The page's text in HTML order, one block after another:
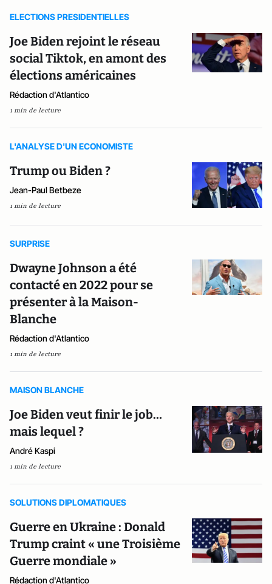
ELECTIONS PRESIDENTIELLES
Joe Biden rejoint le réseau
social Tiktok, en amont des
élections américaines
Rédaction d'Atlantico
1 min de lecture
L'ANALYSE D'UN ECONOMISTE
Trump ou Biden ?
Jean-Paul Betbeze
1 min de lecture
SURPRISE
Dwayne Johnson a été
contacté en 2022 pour se
présenter à la Maison-
Blanche
Rédaction d'Atlantico
1 min de lecture
MAISON BLANCHE
Joe Biden veut finir le job…
mais lequel ?
André Kaspi
1 min de lecture
SOLUTIONS DIPLOMATIQUES
Guerre en Ukraine : Donald
Trump craint « une Troisième
Guerre mondiale »
Rédaction d'Atlantico